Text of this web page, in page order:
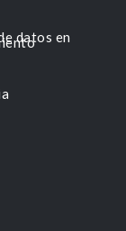
datos en